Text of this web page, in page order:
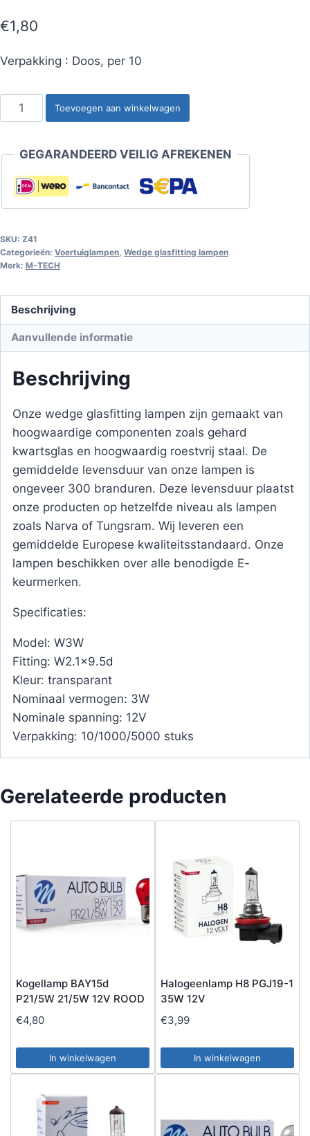
€1,80
Verpakking : Doos, per 10
Wedge
glasfitting
T10-
W3w
12V/3W
Toevoegen aan winkelwagen
GEGARANDEERD VEILIG AFREKENEN
SKU: Z41
Categorieën: Voertuiglampen, Wedge glasfitting lampen
Merk: M-TECH
Beschrijving
Aanvullende informatie
Beschrijving
Onze wedge glasfitting lampen zijn gemaakt van
hoogwaardige componenten zoals gehard
kwartsglas en hoogwaardig roestvrij staal. De
gemiddelde levensduur van onze lampen is
ongeveer 300 branduren. Deze levensduur plaatst
onze producten op hetzelfde niveau als lampen
zoals Narva of Tungsram. Wij leveren een
gemiddelde Europese kwaliteitsstandaard. Onze
lampen beschikken over alle benodigde E-
keurmerken.
Specificaties:
Model: W3W
Fitting: W2.1×9.5d
Kleur: transparant
Nominaal vermogen: 3W
Nominale spanning: 12V
Verpakking: 10/1000/5000 stuks
Gerelateerde producten
Kogellamp BAY15d
P21/5W 21/5W 12V ROOD
€4,80
In winkelwagen
Halogeenlamp H8 PGJ19-1
35W 12V
€3,99
In winkelwagen